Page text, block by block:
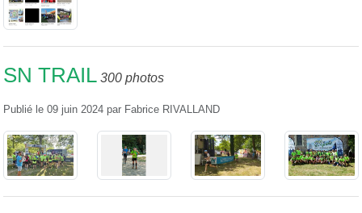
SN TRAIL 300 photos
Publié le 09 juin 2024 par Fabrice RIVALLAND